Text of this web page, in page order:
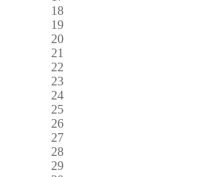
18
19
20
21
22
23
24
25
26
27
28
29